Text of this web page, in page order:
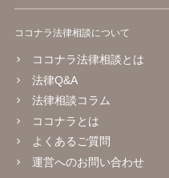
ココナラ法律相談について
ココナラ法律相談とは
法律Q&A
法律相談コラム
ココナラとは
よくあるご質問
運営へのお問い合わせ